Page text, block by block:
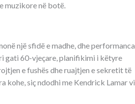
muzikore në botë.
një sfidë e madhe, dhe
gati 60-vjeçare, planifikimi i këtyre
e fushës dhe ruajtjen e sekretit të
kohe, siç ndodhi me Kendrick Lamar